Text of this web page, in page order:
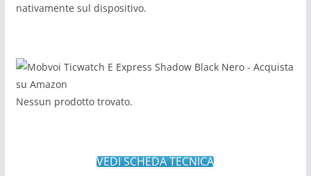
nativamente sul dispositivo.
Nessun prodotto trovato.
VEDI SCHEDA TECNICA